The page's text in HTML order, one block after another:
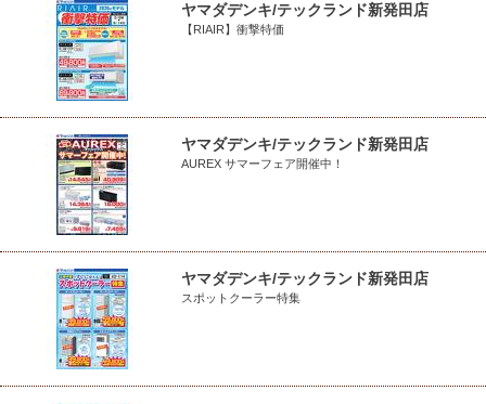
ヤマダデンキ/テックランド新発田店
【RIAIR】衝撃特価
ヤマダデンキ/テックランド新発田店
AUREX サマーフェア開催中！
ヤマダデンキ/テックランド新発田店
スポットクーラー特集